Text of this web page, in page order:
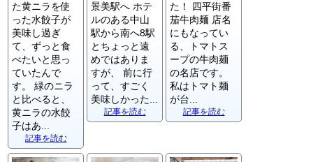
た黄ニラを使
った水餃子が
美味し過ぎ
て、ずっと食
べたいと思っ
ていたんで
す。 緑のニラ
と比べると、
黄ニラの水餃
子はあ...
記事を読む
景美駅へ ホテ
ルのある中山
駅から南へ8駅
とちょっと遠
めではありま
すが、 前に行
って、すごく
美味しかった...
記事を読む
た！ 四平街番
茄牛肉麺 店名
にもなってい
る、トマトス
ープの牛肉麺
の名店です。
私はトマト麺
が台...
記事を読む